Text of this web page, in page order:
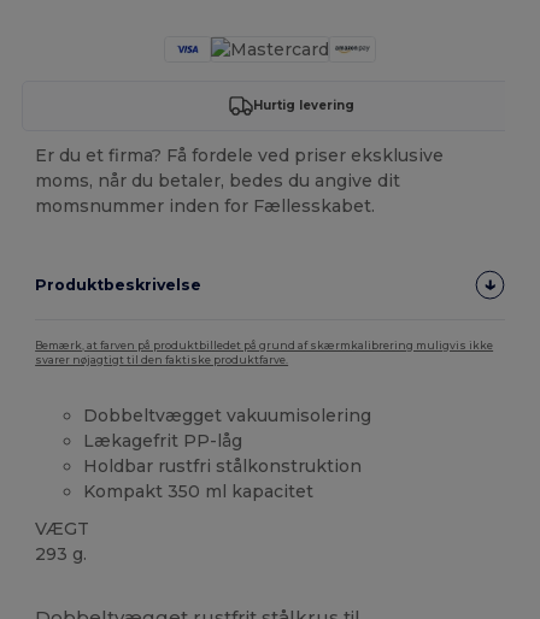
Hurtig levering
Er du et firma? Få fordele ved priser eksklusive
moms, når du betaler, bedes du angive dit
momsnummer inden for Fællesskabet.
Produktbeskrivelse
Bemærk, at farven på produktbilledet på grund af skærmkalibrering muligvis ikke
svarer nøjagtigt til den faktiske produktfarve.
Dobbeltvægget vakuumisolering
Lækagefrit PP-låg
Holdbar rustfri stålkonstruktion
Kompakt 350 ml kapacitet
VÆGT
293 g.